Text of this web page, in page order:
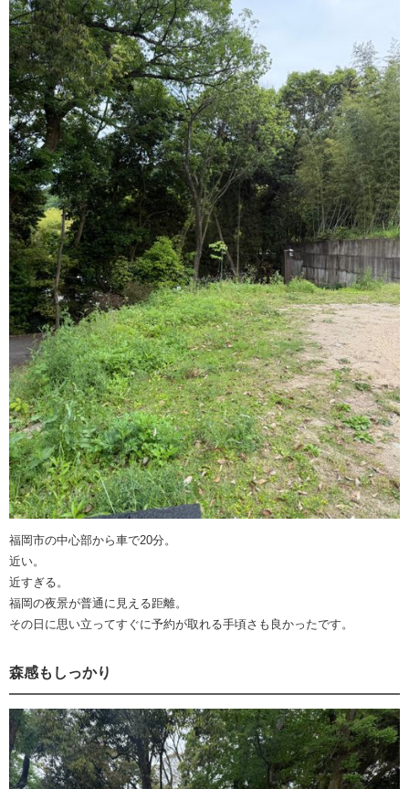
福岡市の中心部から車で20分。
近い。
近すぎる。
福岡の夜景が普通に見える距離。
その日に思い立ってすぐに予約が取れる手頃さも良かったです。
森感もしっかり